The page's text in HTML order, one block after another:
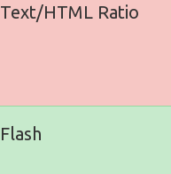
Text/HTML Ratio
Flash